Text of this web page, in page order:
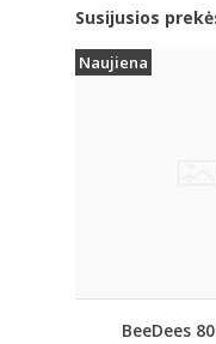
Susijusios
Naujiena
BeeDees